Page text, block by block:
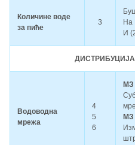
Количине воде
за пиће
3
На
И
Водоводна
мрежа
4
5
6
МЗ
МЗ